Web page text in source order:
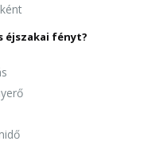
éjszakai fényt?